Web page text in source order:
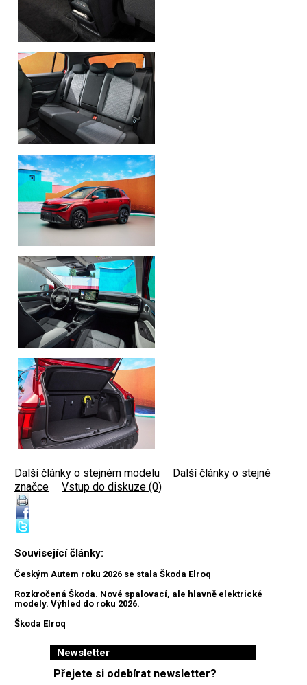
Další články o stejném modelu
Další články o stejné
značce
Vstup do diskuze (0)
Související články:
Českým Autem roku 2026 se stala Škoda Elroq
Rozkročená Škoda. Nové spalovací, ale hlavně elektrické
modely. Výhled do roku 2026.
Škoda Elroq
Newsletter
Přejete si odebírat newsletter?